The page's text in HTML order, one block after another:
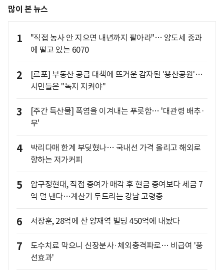
많이 본 뉴스
1
"직접 농사 안 지으면 내년까지 팔아라"… 양도세 중과
에 떨고 있는 6070
2
[르포] 부동산 공급 대책에 뜨거운 감자된 '용산공원'…
시민들은 "녹지 지켜야"
3
[주간 특산물] 폭염을 이겨내는 푸릇함… '대관령 배추·
무'
4
박리다매 한계 부딪혔나… 국내선 가격 올리고 해외로
향하는 저가커피
5
압구정현대, 직접 증여가 매각 후 현금 증여보다 세금 7
억 덜 낸다…계산기 두드리는 강남 고령층
6 서장훈, 28억에 산 양재역 빌딩 450억에 내놨다
7
도수치료 막으니 신장분사·체외충격파로… 비급여 '풍
선효과'